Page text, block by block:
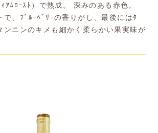
ｱﾑﾛｰｽﾄ）で熟成。 深みのある赤色。
で、ﾌﾞﾙｰﾍﾞﾘｰの香りがし、最後にはﾀ
ンニンのキメも細かく柔らかい果実味が